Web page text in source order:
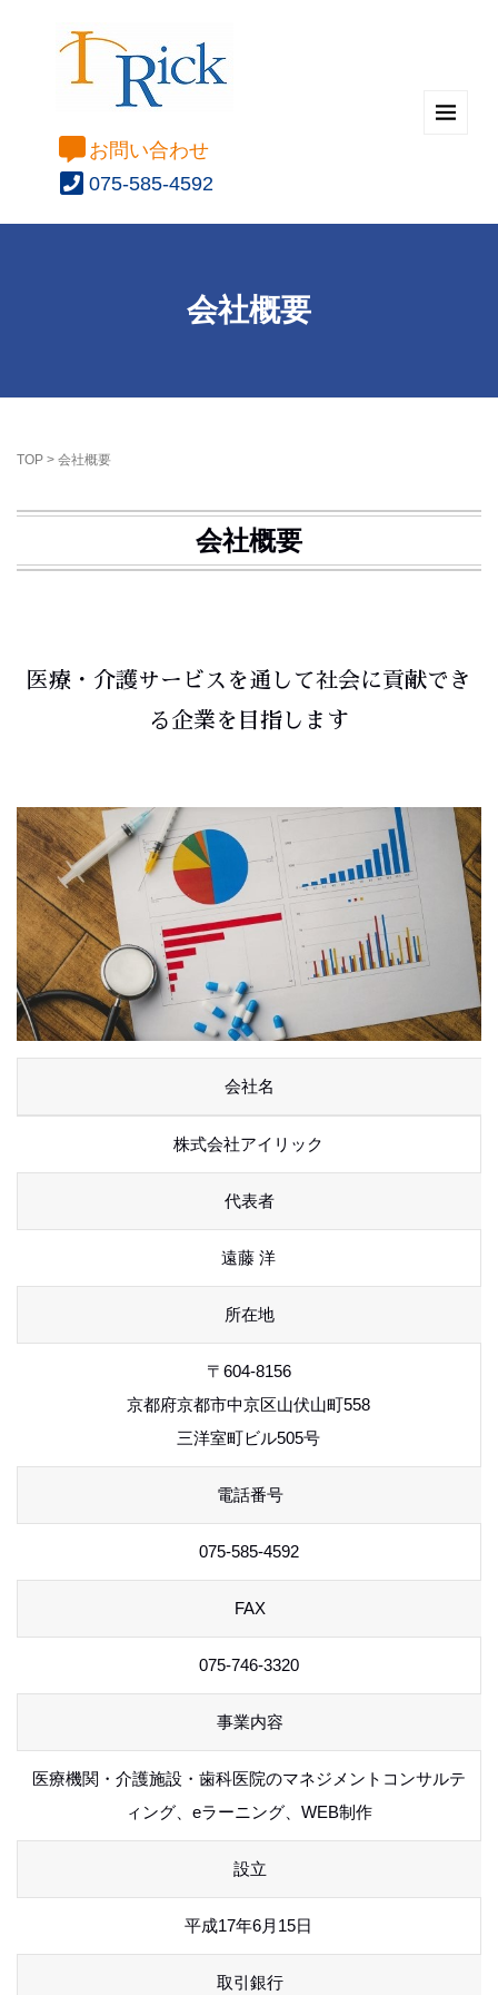
お問い合わせ
075-585-4592
会社概要
TOP > 会社概要
会社概要
医療・介護サービスを通して社会に貢献でき
る企業を目指します
会社名
株式会社アイリック
代表者
遠藤 洋
所在地
〒604-8156
京都府京都市中京区山伏山町558
三洋室町ビル505号
電話番号
075-585-4592
FAX
075-746-3320
事業内容
医療機関・介護施設・歯科医院のマネジメントコンサルテ
ィング、eラーニング、WEB制作
設立
平成17年6月15日
取引銀行